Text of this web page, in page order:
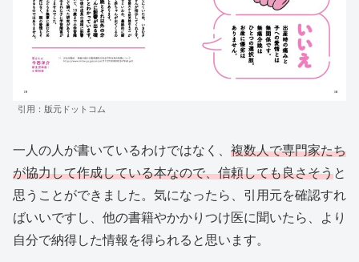
引用：版元ドットコム
一人の人が書いているわけではなく、 複数人で専門家たち
が協力して作成している本なので、信頼しても良さそうと
思うことができました。気になったら、引用元を確認すれ
ばいいですし、他の書籍やかかりつけ医に聞いたら、より
自分で納得した情報を得られると思います。